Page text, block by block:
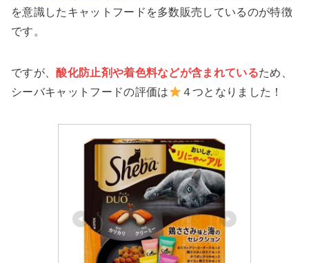
を意識したキャットフードを多数販売しているのが特徴
です。
ですが、酸化防止剤や着色料などが含まれているため、
シーバキャットフードの評価は
４つとなりました！